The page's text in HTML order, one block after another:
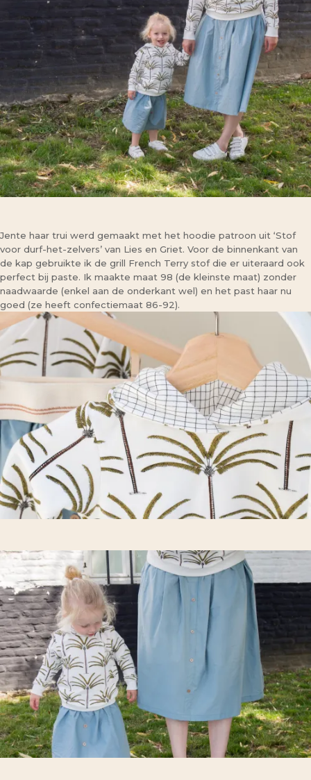
Jente haar trui werd gemaakt met het hoodie patroon uit ‘Stof
voor durf-het-zelvers’ van Lies en Griet. Voor de binnenkant van
de kap gebruikte ik de grill French Terry stof die er uiteraard ook
perfect bij paste. Ik maakte maat 98 (de kleinste maat) zonder
naadwaarde (enkel aan de onderkant wel) en het past haar nu
goed (ze heeft confectiemaat 86-92).